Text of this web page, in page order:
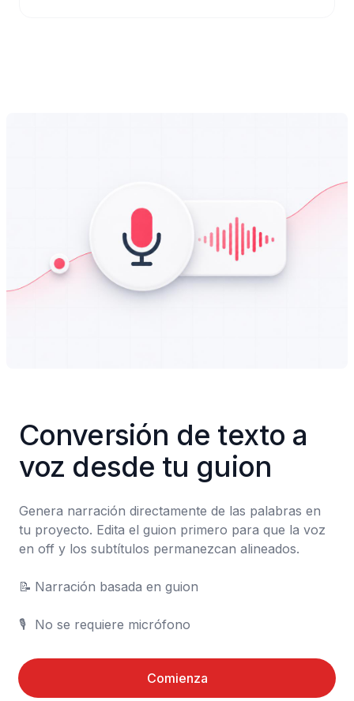
Conversión de texto a
voz desde tu guion
Genera narración directamente de las palabras en
tu proyecto. Edita el guion primero para que la voz
en off y los subtítulos permanezcan alineados.
📝	Narración basada en guion
🎙️	No se requiere micrófono
Comienza